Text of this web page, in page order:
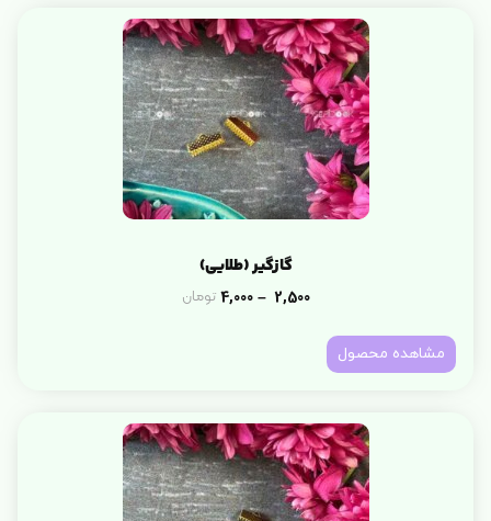
گازگیر (طلایی)
2,500
–
4,000 تومان
مشاهده محصول